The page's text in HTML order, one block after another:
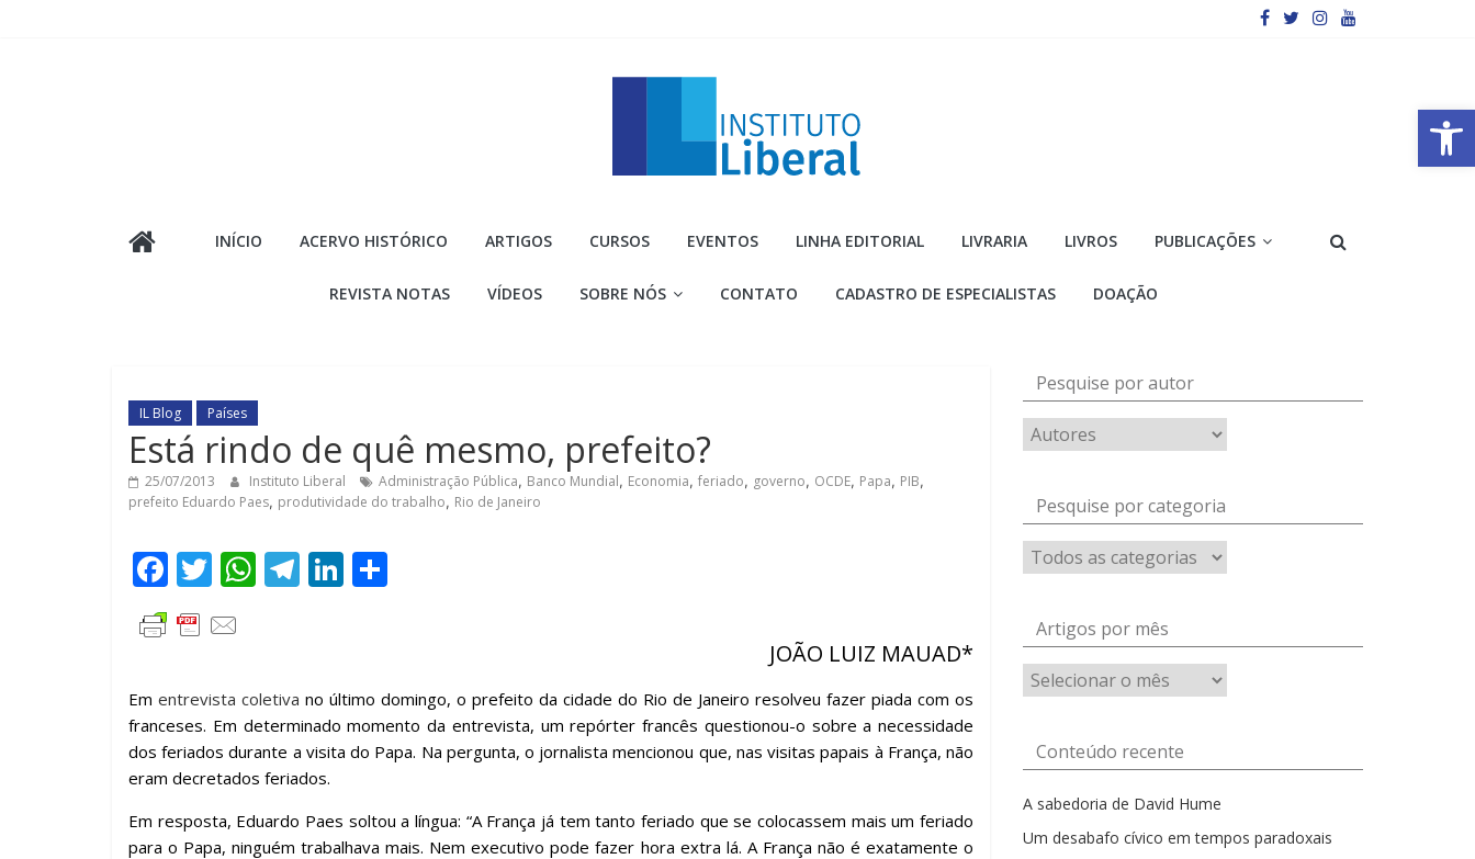
Barra de Ferramentas Aberta
Liberal
importante
da
INÍCIO ACERVO HISTÓRICO ARTIGOS CURSOS EVENTOS LINHA EDITORIAL LIVRARIA LIVROS PUBLICAÇÕES
REVISTA NOTAS VÍDEOS SOBRE NÓS CONTATO CADASTRO DE ESPECIALISTAS DOAÇÃO
IL Blog Países
Está rindo de quê mesmo, prefeito?
25/07/2013 Instituto Liberal Administração Pública, Banco Mundial, Economia, feriado, governo, OCDE, Papa, PIB,
prefeito Eduardo Paes, produtividade do trabalho, Rio de Janeiro
F
ac
e
o
o
k
T
w
itt
W
A
p
p
T
a
m
Li
dI
n
ar
til
ar
JOÃO LUIZ MAUAD*
Em entrevista coletiva no último domingo, o prefeito da cidade do Rio de Janeiro resolveu fazer piada com os
franceses. Em determinado momento da entrevista, um repórter francês questionou-o sobre a necessidade
dos feriados durante a visita do Papa. Na pergunta, o jornalista mencionou que, nas visitas papais à França, não
eram decretados feriados.
Em resposta, Eduardo Paes soltou a língua: “A França já tem tanto feriado que se colocassem mais um feriado
para o Papa, ninguém trabalhava mais. Nem executivo pode fazer hora extra lá. A França não é exatamente o
Pesquise por autor
Pesquise por categoria
Artigos por mês
Artigos
por
Conteúdo recente
A sabedoria de David Hume
Um desabafo cívico em tempos paradoxais